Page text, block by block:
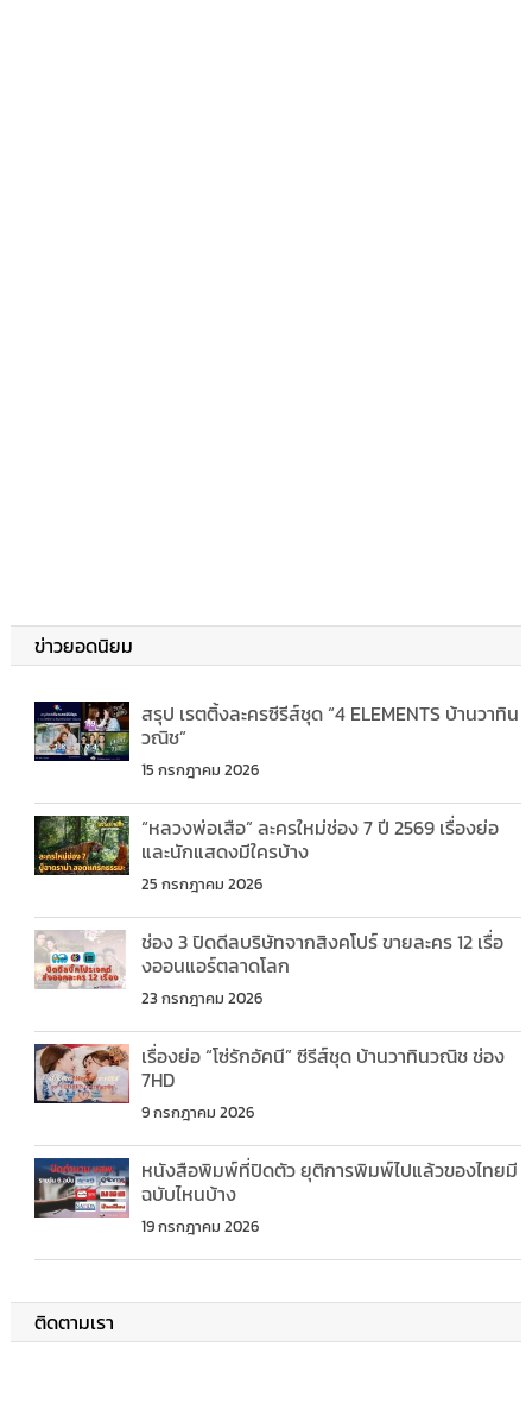
ข่าวยอดนิยม
สรุป เรตติ้งละครซีรีส์ชุด “4 ELEMENTS บ้านวาทิน
วณิช”
15 กรกฎาคม 2026
“หลวงพ่อเสือ” ละครใหม่ช่อง 7 ปี 2569 เรื่องย่อ
และนักแสดงมีใครบ้าง
25 กรกฎาคม 2026
ช่อง 3 ปิดดีลบริษัทจากสิงคโปร์ ขายละคร 12 เรื่อ
งออนแอร์ตลาดโลก
23 กรกฎาคม 2026
เรื่องย่อ “โซ่รักอัคนี” ซีรีส์ชุด บ้านวาทินวณิช ช่อง
7HD
9 กรกฎาคม 2026
หนังสือพิมพ์ที่ปิดตัว ยุติการพิมพ์ไปแล้วของไทยมี
ฉบับไหนบ้าง
19 กรกฎาคม 2026
ติดตามเรา